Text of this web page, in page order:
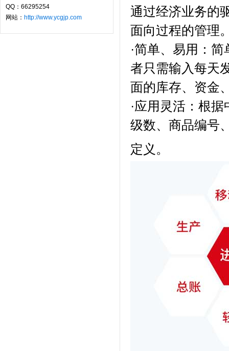
QQ：66295254
网站： http://www.ycgjp.com
通过经济业务的
面向过程的管理
·简单、易用：
者只需输入每天
面的库存、资金
·应用灵活：根
级数、商品编号
定义。